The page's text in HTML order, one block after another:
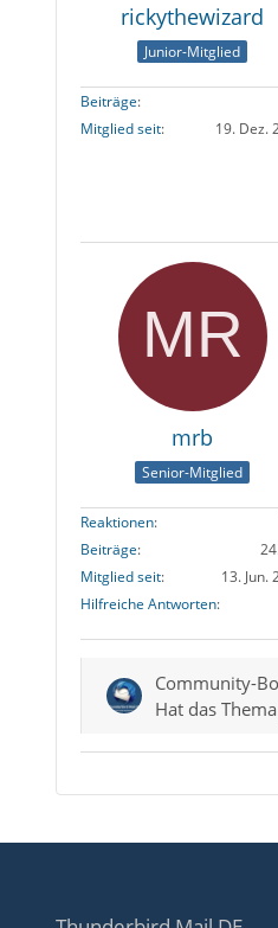
rickythewizard
Junior-Mitglied
Beiträge
Mitglied seit
19. Dez.
mrb
Senior-Mitglied
Reaktionen
Beiträge
Mitglied seit
13. Jun.
Hilfreiche Antworten
Community-
Hat das